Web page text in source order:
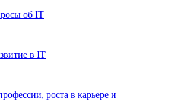
об IT
в IT
роста в карьере и